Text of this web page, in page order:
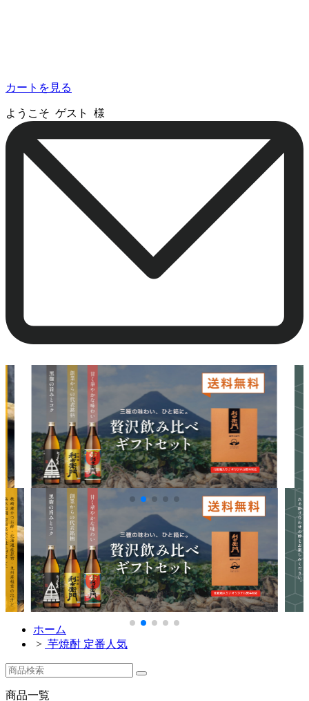
カートを見る
ようこそ ゲスト 様
ホーム
> 芋焼酎 定番人気
商品一覧